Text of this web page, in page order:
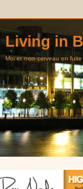
Living in
Moi et mon cerveau en